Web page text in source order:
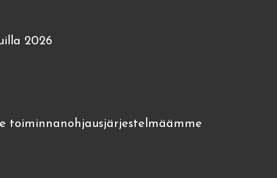
2026
toiminnanohjausjärjestelmäämme